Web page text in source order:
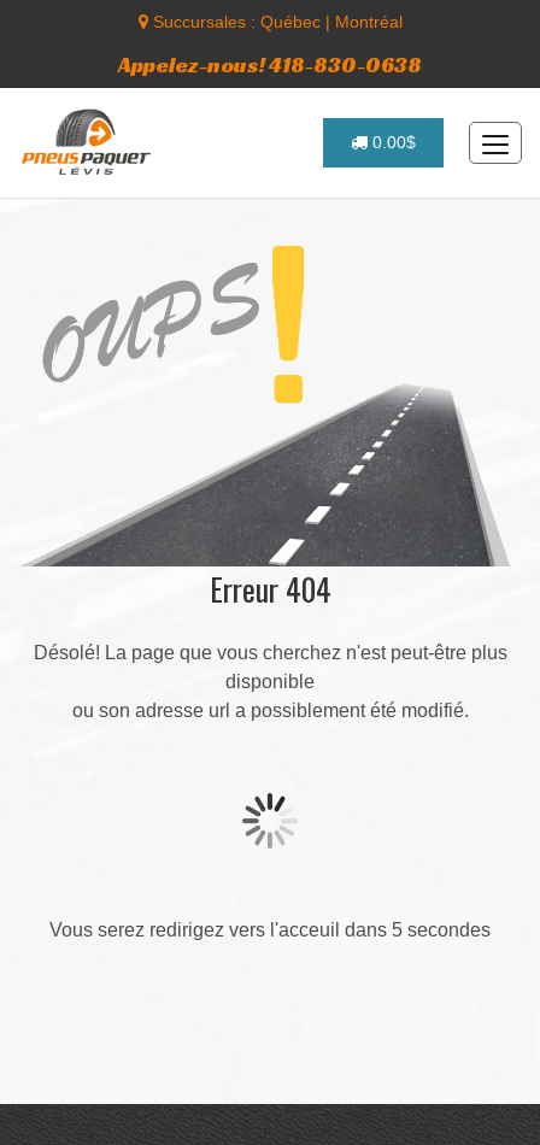
Succursales : Québec| Montréal
Appelez-nous! 418-830-0638
0.00$
Erreur 404
Désolé! La page que vous cherchez n'est peut-être plus
disponible
ou son adresse url a possiblement été modifié.
Vous serez redirigez vers l'acceuil dans 5 secondes